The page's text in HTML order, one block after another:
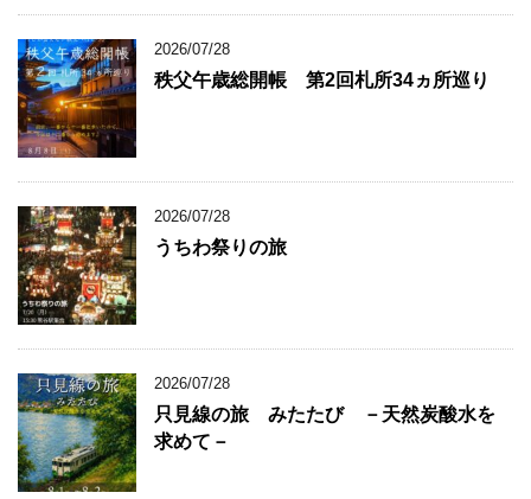
2026/07/28
秩父午歳総開帳 第2回札所34ヵ所巡り
2026/07/28
うちわ祭りの旅
2026/07/28
只見線の旅 みたたび －天然炭酸水を
求めて－